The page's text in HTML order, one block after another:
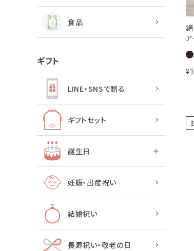
食品
ギフト
LINE・SNSで贈る
ギフトセット
誕生日
妊娠・出産祝い
結婚祝い
長寿祝い・敬老の日
¥